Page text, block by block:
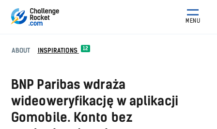
MENU
ABOUT INSPIRATIONS 12
BNP Paribas wdraża
wideoweryfikację w aplikacji
Gomobile. Konto bez